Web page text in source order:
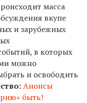
масса
вкупе
и зарубежных
в которых
можно
и освободить
Анонсы
быть!